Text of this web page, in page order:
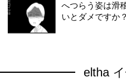
へつらう姿は滑
いとダメですか
eltha